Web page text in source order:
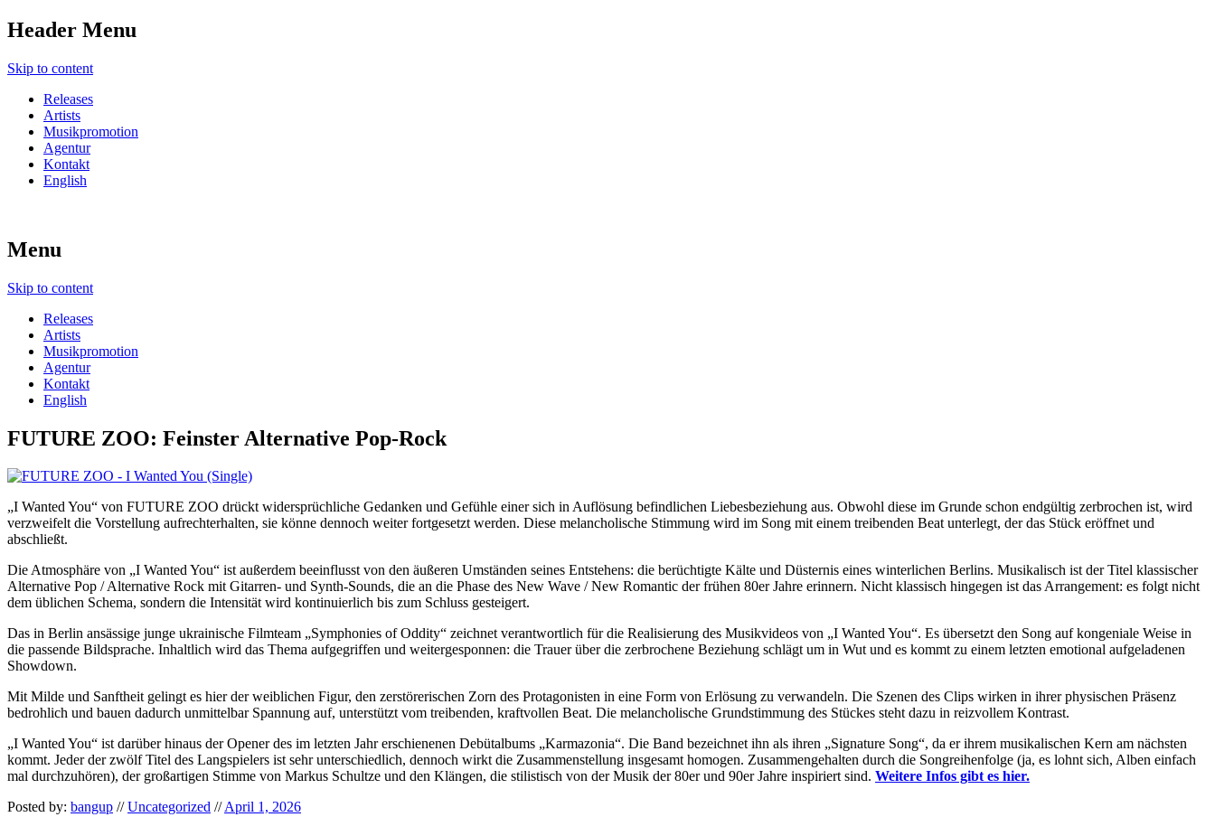
Header Menu
Skip to content
Releases
Artists
Musikpromotion
Agentur
Kontakt
English
Menu
Skip to content
Releases
Artists
Musikpromotion
Agentur
Kontakt
English
FUTURE ZOO: Feinster Alternative Pop-Rock
„I Wanted You“ von FUTURE ZOO drückt widersprüchliche Gedanken und Gefühle einer sich in Auflösung befindlichen Liebesbeziehung aus. Obwohl diese im Grunde schon endgültig zerbrochen ist, wird
verzweifelt die Vorstellung aufrechterhalten, sie könne dennoch weiter fortgesetzt werden. Diese melancholische Stimmung wird im Song mit einem treibenden Beat unterlegt, der das Stück eröffnet und
abschließt.
Die Atmosphäre von „I Wanted You“ ist außerdem beeinflusst von den äußeren Umständen seines Entstehens: die berüchtigte Kälte und Düsternis eines winterlichen Berlins. Musikalisch ist der Titel klassischer
Alternative Pop / Alternative Rock mit Gitarren- und Synth-Sounds, die an die Phase des New Wave / New Romantic der frühen 80er Jahre erinnern. Nicht klassisch hingegen ist das Arrangement: es folgt nicht
dem üblichen Schema, sondern die Intensität wird kontinuierlich bis zum Schluss gesteigert.
Das in Berlin ansässige junge ukrainische Filmteam „Symphonies of Oddity“ zeichnet verantwortlich für die Realisierung des Musikvideos von „I Wanted You“. Es übersetzt den Song auf kongeniale Weise in
die passende Bildsprache. Inhaltlich wird das Thema aufgegriffen und weitergesponnen: die Trauer über die zerbrochene Beziehung schlägt um in Wut und es kommt zu einem letzten emotional aufgeladenen
Showdown.
Mit Milde und Sanftheit gelingt es hier der weiblichen Figur, den zerstörerischen Zorn des Protagonisten in eine Form von Erlösung zu verwandeln. Die Szenen des Clips wirken in ihrer physischen Präsenz
bedrohlich und bauen dadurch unmittelbar Spannung auf, unterstützt vom treibenden, kraftvollen Beat. Die melancholische Grundstimmung des Stückes steht dazu in reizvollem Kontrast.
„I Wanted You“ ist darüber hinaus der Opener des im letzten Jahr erschienenen Debütalbums „Karmazonia“. Die Band bezeichnet ihn als ihren „Signature Song“, da er ihrem musikalischen Kern am nächsten
kommt. Jeder der zwölf Titel des Langspielers ist sehr unterschiedlich, dennoch wirkt die Zusammenstellung insgesamt homogen. Zusammengehalten durch die Songreihenfolge (ja, es lohnt sich, Alben einfach
mal durchzuhören), der großartigen Stimme von Markus Schultze und den Klängen, die stilistisch von der Musik der 80er und 90er Jahre inspiriert sind. Weitere Infos gibt es hier.
Posted by: bangup // Uncategorized //April 1, 2026